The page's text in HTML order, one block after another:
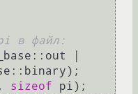
в файл:
|
sizeof